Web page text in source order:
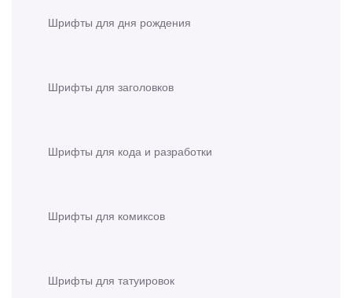
Шрифты для дня рождения
Шрифты для заголовков
Шрифты для кода и разработки
Шрифты для комиксов
Шрифты для татуировок